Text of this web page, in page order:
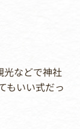
光などで神社
もいい式だっ